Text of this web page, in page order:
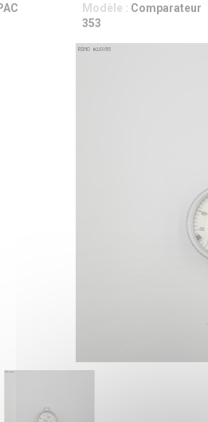
Modèle : Comparateur
353